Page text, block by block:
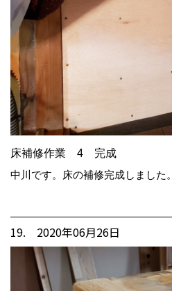
床補修作業 4 完成
中川です。床の補修完成しました。
19. 2020年06月26日